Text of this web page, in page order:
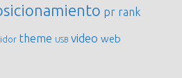
pr rank
theme USB video web